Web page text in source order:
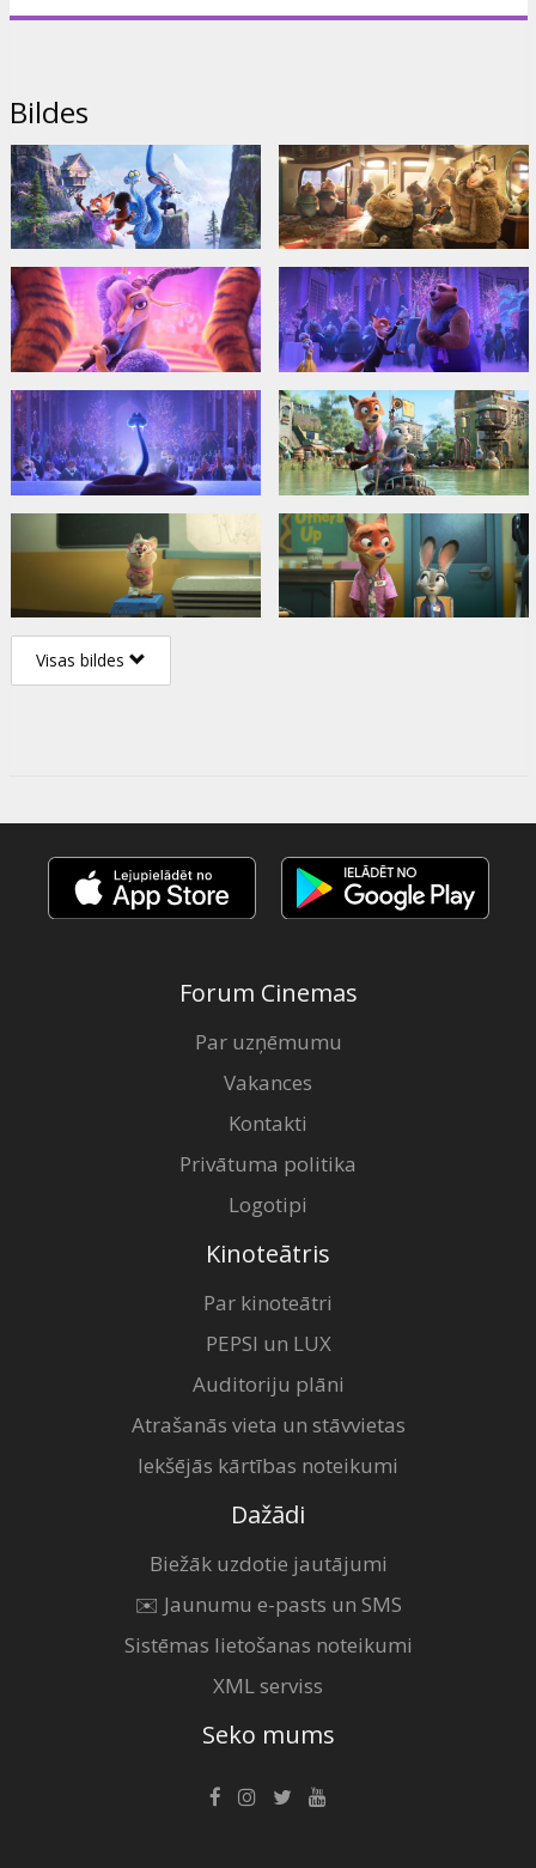
Bildes
Visas bildes
Forum Cinemas
Par uzņēmumu
Vakances
Kontakti
Privātuma politika
Logotipi
Kinoteātris
Par kinoteātri
PEPSI un LUX
Auditoriju plāni
Atrašanās vieta un stāvvietas
Iekšējās kārtības noteikumi
Dažādi
Biežāk uzdotie jautājumi
✉️ Jaunumu e-pasts un SMS
Sistēmas lietošanas noteikumi
XML serviss
Seko mums